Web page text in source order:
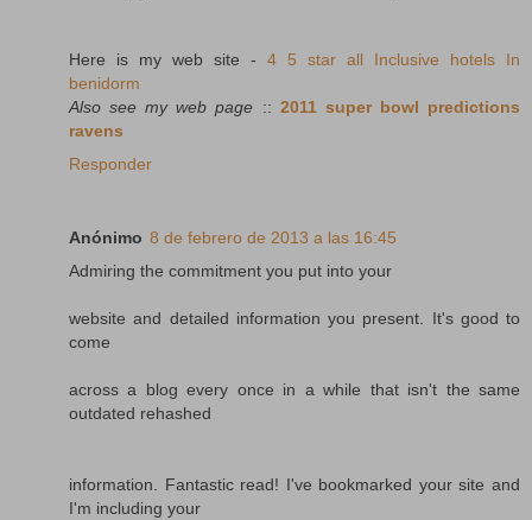
Here is my web site - 4 5 star all Inclusive hotels In
benidorm
Also see my web page :: 2011 super bowl predictions
ravens
Responder
Anónimo 8 de febrero de 2013 a las 16:45
Admiring the commitment you put into your
website and detailed information you present. It's good to
come
across a blog every once in a while that isn't the same
outdated rehashed
information. Fantastic read! I've bookmarked your site and
I'm including your